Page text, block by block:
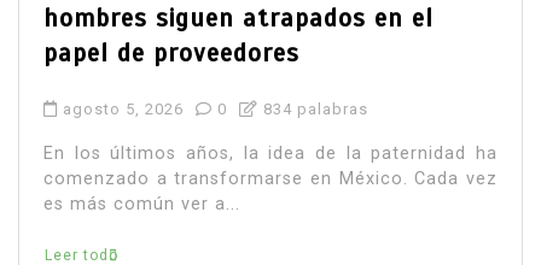
Principal